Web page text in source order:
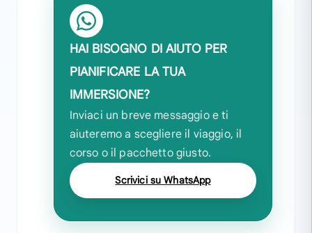
HAI BISOGNO DI AIUTO PER
PIANIFICARE LA TUA
IMMERSIONE?
Inviaci un breve messaggio e ti
aiuteremo a scegliere il viaggio, il
corso o il pacchetto giusto.
Scrivici su WhatsApp